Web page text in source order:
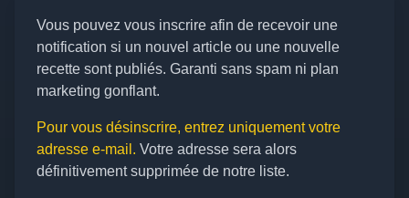
Vous pouvez vous inscrire afin de recevoir une
notification si un nouvel article ou une nouvelle
recette sont publiés. Garanti sans spam ni plan
marketing gonflant.
Pour vous désinscrire, entrez uniquement votre
adresse e-mail. Votre adresse sera alors
définitivement supprimée de notre liste.